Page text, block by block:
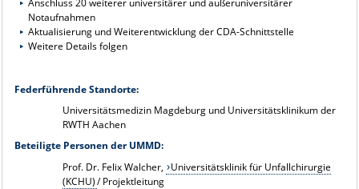
Anschluss 20 weiterer universitärer und außeruniversitärer
Notaufnahmen
Aktualisierung und Weiterentwicklung der CDA-Schnittstelle
Weitere Details folgen
Federführende Standorte:
Universitätsmedizin Magdeburg und Universitätsklinikum der
RWTH Aachen
Beteiligte Personen der UMMD:
Prof. Dr. Felix Walcher,
Universitätsklinik für Unfallchirurgie
(KCHU)/ Projektleitung